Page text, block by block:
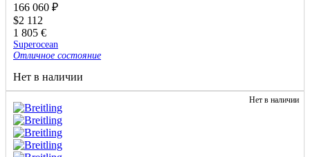
166 060 ₽
$2 112
1 805 €
Superocean
Отличное состояние
Нет в наличии
Нет в наличии